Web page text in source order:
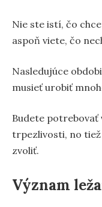
Nie ste istí, čo
aspoň viete, čo
Nasledujúce
musieť urobiť
Budete potrebovať
trpezlivosti, no
zvoliť.
Význam